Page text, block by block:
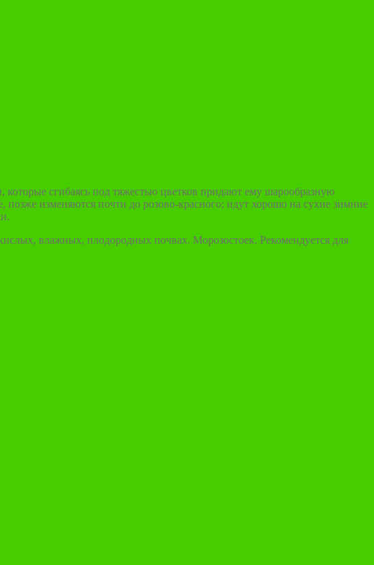
сгибаясь под тяжестью цветков придают ему шарообразную
изменяются почти до розово-красного; идут хорошо на сухие зимние
влажных, плодородных почвах. Морозостоек. Рекомендуется для